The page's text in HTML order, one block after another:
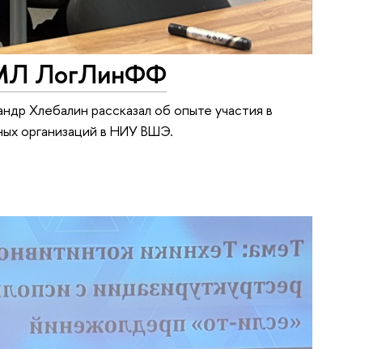
МЛ ЛогЛинФФ
Хлебалин рассказал об опыте участия в
организаций в НИУ ВШЭ.